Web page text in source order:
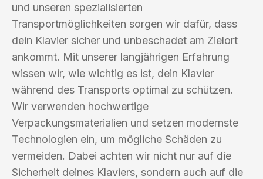
und unseren spezialisierten
Transportmöglichkeiten sorgen wir dafür, dass
dein Klavier sicher und unbeschadet am Zielort
ankommt. Mit unserer langjährigen Erfahrung
wissen wir, wie wichtig es ist, dein Klavier
während des Transports optimal zu schützen.
Wir verwenden hochwertige
Verpackungsmaterialien und setzen modernste
Technologien ein, um mögliche Schäden zu
vermeiden. Dabei achten wir nicht nur auf die
Sicherheit deines Klaviers, sondern auch auf die